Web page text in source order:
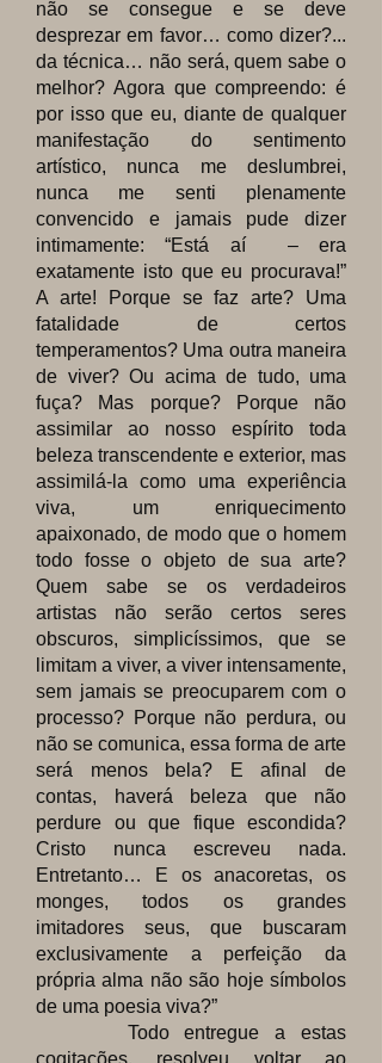
não se consegue e se deve
desprezar em favor… como dizer?...
da técnica… não será, quem sabe o
melhor? Agora que compreendo: é
por isso que eu, diante de qualquer
manifestação do sentimento
artístico, nunca me deslumbrei,
nunca me senti plenamente
convencido e jamais pude dizer
intimamente: “Está aí – era
exatamente isto que eu procurava!”
A arte! Porque se faz arte? Uma
fatalidade de certos
temperamentos? Uma outra maneira
de viver? Ou acima de tudo, uma
fuça? Mas porque? Porque não
assimilar ao nosso espírito toda
beleza transcendente e exterior, mas
assimilá-la como uma experiência
viva, um enriquecimento
apaixonado, de modo que o homem
todo fosse o objeto de sua arte?
Quem sabe se os verdadeiros
artistas não serão certos seres
obscuros, simplicíssimos, que se
limitam a viver, a viver intensamente,
sem jamais se preocuparem com o
processo? Porque não perdura, ou
não se comunica, essa forma de arte
será menos bela? E afinal de
contas, haverá beleza que não
perdure ou que fique escondida?
Cristo nunca escreveu nada.
Entretanto… E os anacoretas, os
monges, todos os grandes
imitadores seus, que buscaram
exclusivamente a perfeição da
própria alma não são hoje símbolos
de uma poesia viva?”
Todo entregue a estas
cogitações, resolveu voltar ao